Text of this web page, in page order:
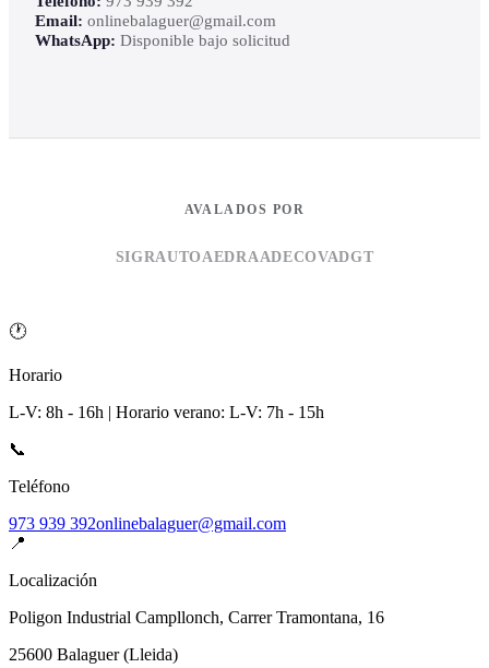
Email: onlinebalaguer@gmail.com
WhatsApp: Disponible bajo solicitud
AVALADOS POR
SIGRAUTOAEDRAADECOVADGT
🕐
Horario
L-V: 8h - 16h | Horario verano: L-V: 7h - 15h
📞
Teléfono
973 939 392onlinebalaguer@gmail.com
📍
Localización
Poligon Industrial Campllonch, Carrer Tramontana, 16
25600 Balaguer(Lleida)